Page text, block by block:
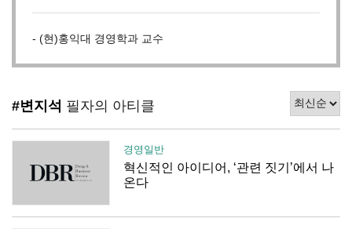
- (현)홍익대 경영학과 교수
#변지석 필자의 아티클
경영일반
혁신적인 아이디어, ‘관련 짓기’에서 나
온다